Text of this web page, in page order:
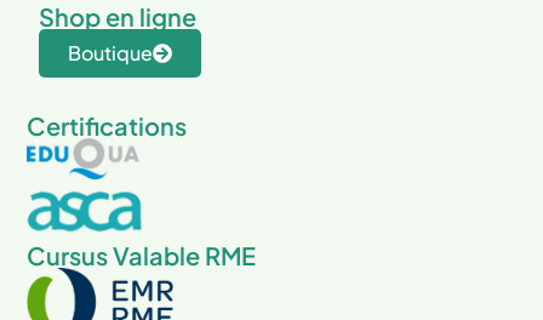
Shop en ligne
Boutique
Certifications
Cursus Valable RME